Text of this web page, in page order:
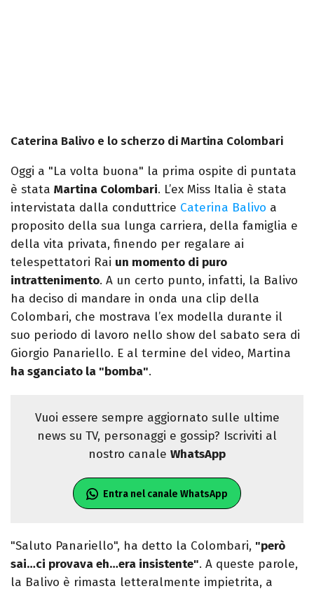
Caterina Balivo e lo scherzo di Martina Colombari
Oggi a "La volta buona" la prima ospite di puntata
è stata Martina Colombari. L’ex Miss Italia è stata
intervistata dalla conduttrice Caterina Balivo a
proposito della sua lunga carriera, della famiglia e
della vita privata, finendo per regalare ai
telespettatori Rai un momento di puro
intrattenimento. A un certo punto, infatti, la Balivo
ha deciso di mandare in onda una clip della
Colombari, che mostrava l’ex modella durante il
suo periodo di lavoro nello show del sabato sera di
Giorgio Panariello. E al termine del video, Martina
ha sganciato la "bomba".
Vuoi essere sempre aggiornato sulle ultime
news su TV, personaggi e gossip? Iscriviti al
nostro canale WhatsApp
Entra nel canale WhatsApp
"Saluto Panariello", ha detto la Colombari, "però
sai…ci provava eh…era insistente". A queste parole,
la Balivo è rimasta letteralmente impietrita, a